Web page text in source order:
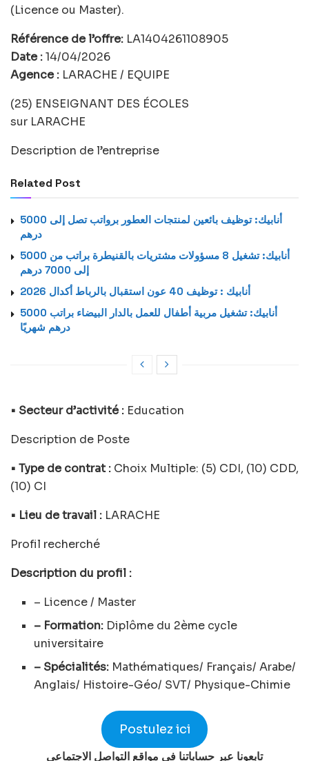
(Licence ou Master).
Référence de l’offre: LA1404261108905
Date :14/04/2026
Agence : LARACHE / EQUIPE
(25) ENSEIGNANT DES ÉCOLES
sur LARACHE
Description de l’entreprise
Related Post
أنابيك: توظيف بائعين لمنتجات العطور برواتب تصل إلى 5000
درهم
أنابيك: تشغيل 8 مسؤولات مشتريات بالقنيطرة براتب من 5000
إلى 7000 درهم
أنابيك : توظيف 40 عون استقبال بالرباط أكدال 2026
أنابيك: تشغيل مربية أطفال للعمل بالدار البيضاء براتب 5000
درهم شهريًا
• Secteur d’activité : Education
Description de Poste
• Type de contrat : Choix Multiple: (5) CDI, (10) CDD,
(10) CI
• Lieu de travail : LARACHE
Profil recherché
Description du profil :
– Licence / Master
– Formation: Diplôme du 2ème cycle
universitaire
– Spécialités: Mathématiques/ Français/ Arabe/
Anglais/ Histoire-Géo/ SVT/ Physique-Chimie
Postulez ici
تابعونا عبر حساباتنا في مواقع التواصل الاجتماعي